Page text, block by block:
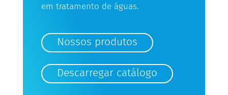
em tratamento de águas.
Nossos produtos
Descarregar catálogo